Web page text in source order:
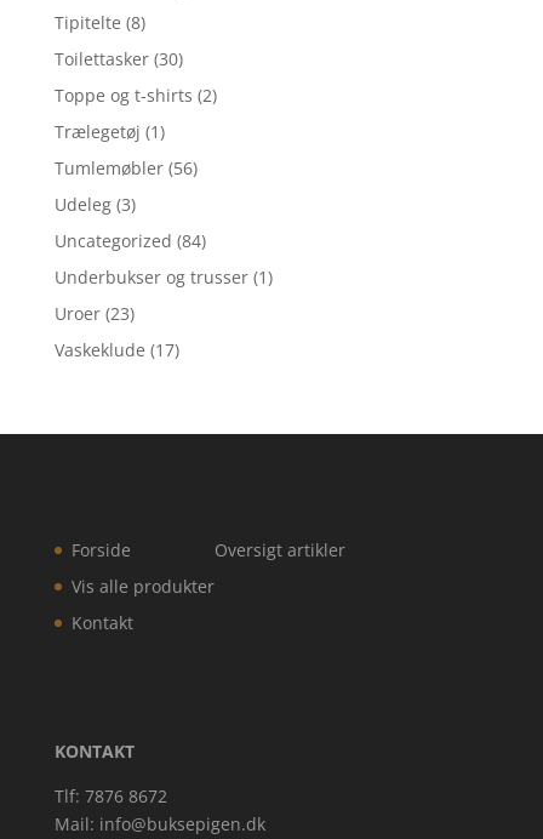
Tipitelte (8)
Toilettasker (30)
Toppe og t-shirts (2)
Trælegetøj (1)
Tumlemøbler (56)
Udeleg (3)
Uncategorized (84)
Underbukser og trusser (1)
Uroer (23)
Vaskeklude (17)
Forside
Vis alle produkter
Kontakt
Oversigt artikler
KONTAKT
Tlf: 7876 8672
Mail: info@buksepigen.dk